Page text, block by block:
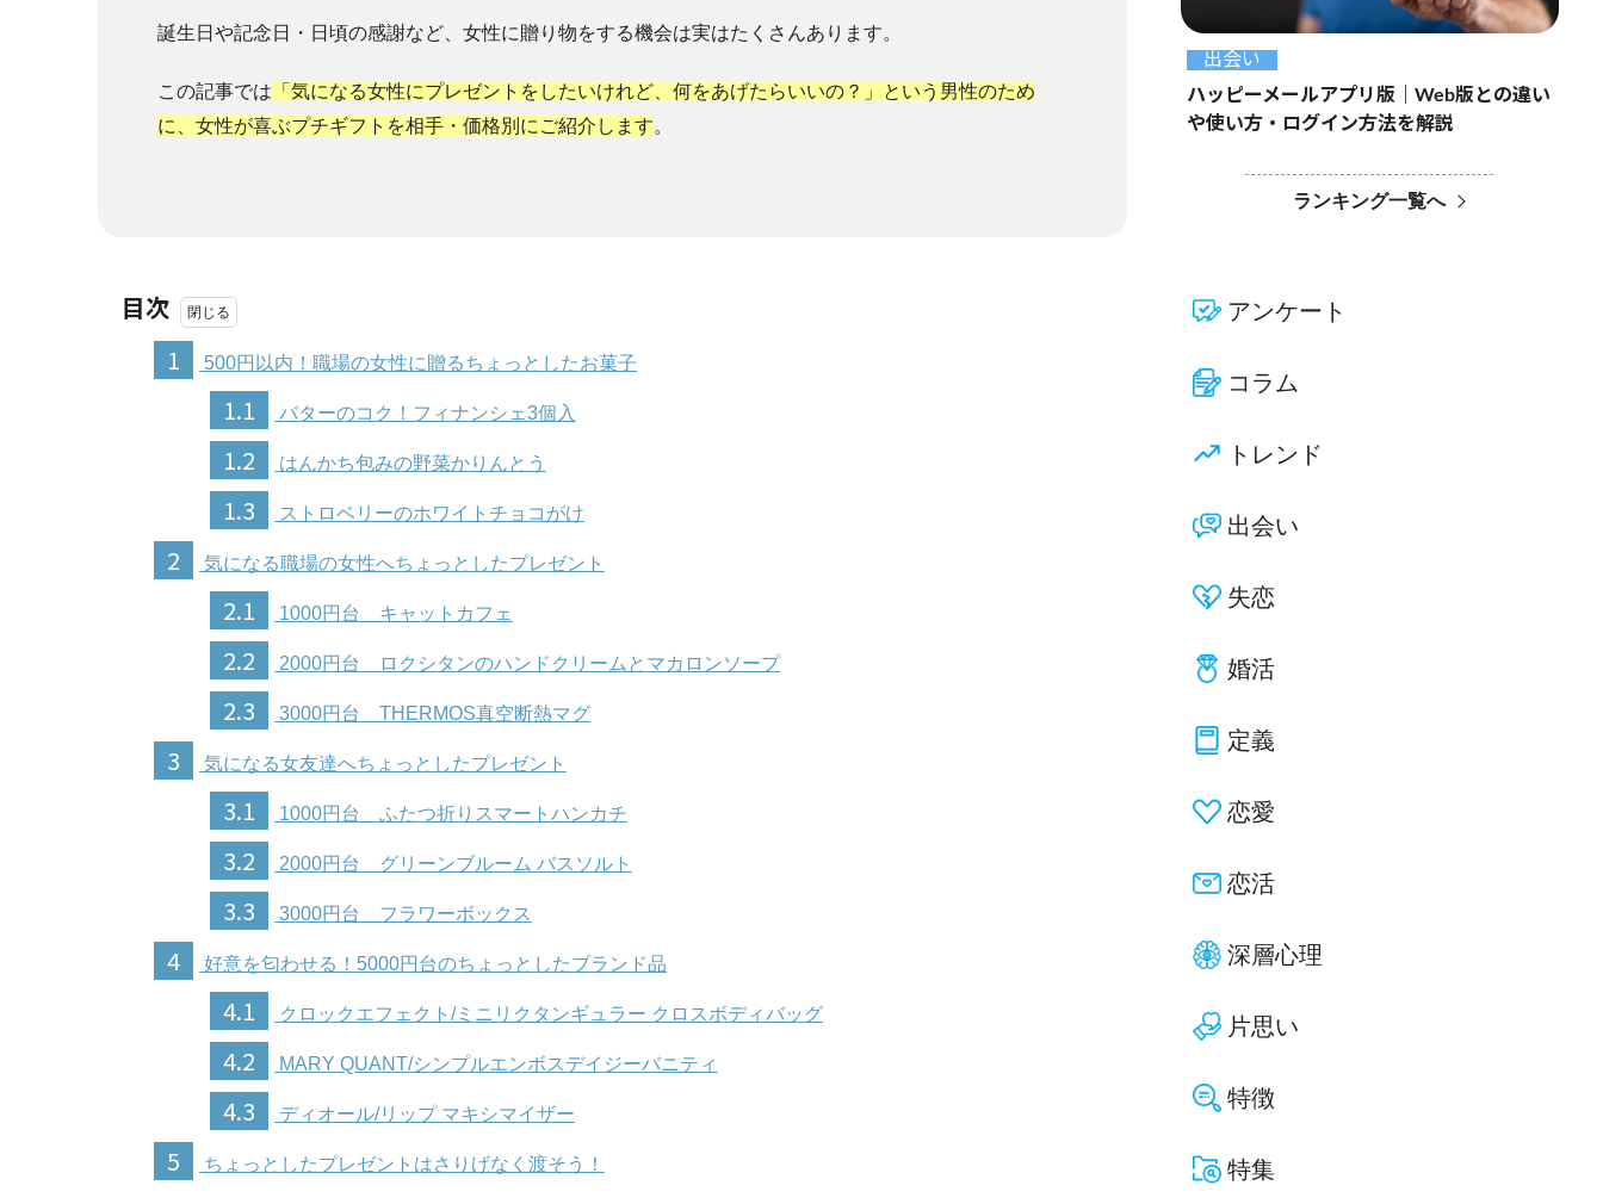
誕生日や記念日・日頃の感謝など、女性に贈り物をする機会は実はたくさんあります。
この記事では 「気になる女性にプレゼントをしたいけれど、何をあげたらいいの？」という男性のため
に、女性が喜ぶプチギフトを相手・価格別にご紹介します。
目次
1
500円以内！職場の女性に贈るちょっとしたお菓子
1.1 バターのコク！フィナンシェ3個入
1.2 はんかち包みの野菜かりんとう
1.3 ストロベリーのホワイトチョコがけ
2 気になる職場の女性へちょっとしたプレゼント
2.1 1000円台 キャットカフェ
2.2 2000円台 ロクシタンのハンドクリームとマカロンソープ
2.3 3000円台 THERMOS真空断熱マグ
3 気になる女友達へちょっとしたプレゼント
3.1 1000円台 ふたつ折りスマートハンカチ
3.2 2000円台 グリーンブルーム バスソルト
3.3 3000円台 フラワーボックス
4 好意を匂わせる！5000円台のちょっとしたブランド品
4.1 クロックエフェクト/ミニリクタンギュラー クロスボディバッグ
4.2 MARY QUANT/シンプルエンボスデイジーバニティ
4.3 ディオール/リップ マキシマイザー
5 ちょっとしたプレゼントはさりげなく渡そう！
出会い
ハッピーメールアプリ版｜Web版との違い
や使い方・ログイン方法を解説
ランキング一覧へ
アンケート
コラム
トレンド
出会い
失恋
婚活
定義
恋愛
恋活
深層心理
片思い
特徴
特集